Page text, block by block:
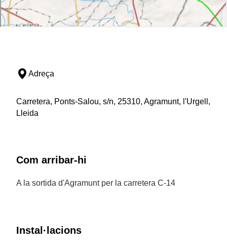
Adreça
Carretera, Ponts-Salou, s/n, 25310, Agramunt, l'Urgell,
Lleida
Com arribar-hi
A la sortida d'Agramunt per la carretera C-14
Instal·lacions